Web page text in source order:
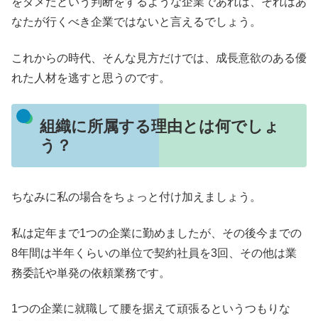
なたが行くべき企業ではないと言えるでしょう。
これからの時代、そんな見方だけでは、成長意欲のある優
れた人材を逃すと思うのです。
組織に所属する理由とは何でしょ
う？
ちなみに私の場合をちょっと付け加えましょう。
私は定年まで1つの企業に勤めましたが、その後今までの
8年間は半年くらいの単位で契約社員を3回、その他は業
務委託や単発の依頼業務です。
1つの企業に就職して腰を据えて頑張るというつもりな